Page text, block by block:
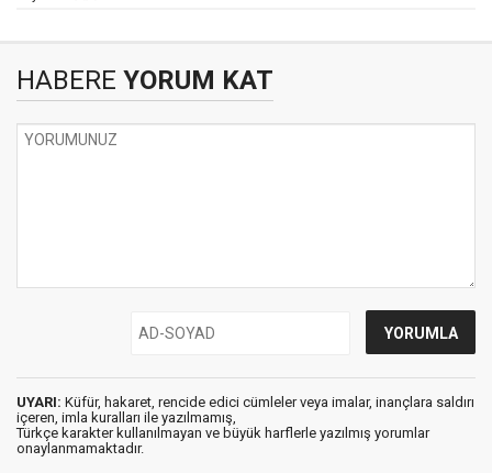
HABERE YORUM KAT
UYARI: Küfür, hakaret, rencide edici cümleler veya imalar, inançlara saldırı
içeren, imla kuralları ile yazılmamış,
Türkçe karakter kullanılmayan ve büyük harflerle yazılmış yorumlar
onaylanmamaktadır.